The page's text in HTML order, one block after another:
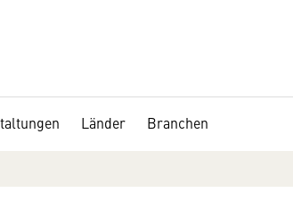
Länder Branchen